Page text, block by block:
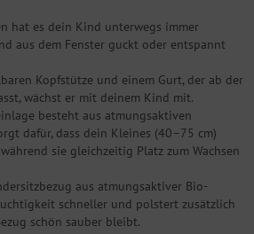
hat es dein Kind unterwegs immer
aus dem Fenster guckt oder entspannt
Kopfstütze und einem Gurt, der ab der
wächst er mit deinem Kind mit.
besteht aus atmungsaktiven
dafür, dass dein Kleines (40–75 cm)
sie gleichzeitig Platz zum Wachsen
aus atmungsaktiver Bio-
schneller und polstert zusätzlich
schön sauber bleibt.